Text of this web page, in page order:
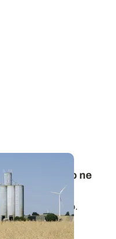
du silo ne
acclimatés au silo.